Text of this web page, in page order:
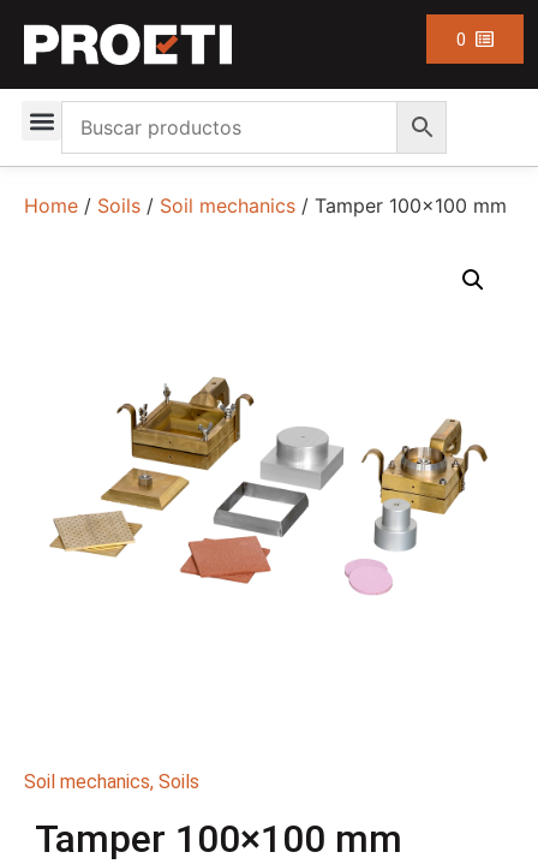
0
Home / Soils / Soil mechanics / Tamper 100×100 mm
Soil mechanics, Soils
Tamper 100×100 mm